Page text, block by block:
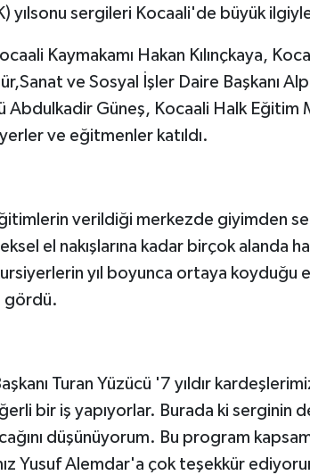
yılsonu sergileri Kocaali'de büyük
Kaymakamı Hakan Kılınçkaya,
ve Sosyal İşler Daire Başkanı
Abdulkadir Güneş, Kocaali Halk Eğitim
ve eğitmenler katıldı.
verildiği merkezde giyimden
el nakışlarına kadar birçok alanda
yıl boyunca ortaya koyduğu
gördü.
Turan Yüzücü '7 yıldır
bir iş yapıyorlar. Burada ki serginin
düşünüyorum. Bu program
Yusuf Alemdar'a çok teşekkür